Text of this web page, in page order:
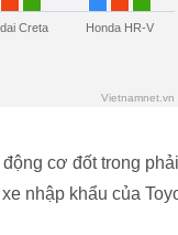
cơ đốt trong
nhập khẩu của